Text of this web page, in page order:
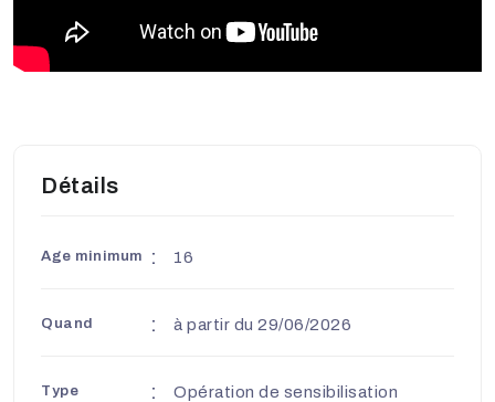
Détails
Age minimum 16
Quand à partir du 29/06/2026
Type Opération de sensibilisation